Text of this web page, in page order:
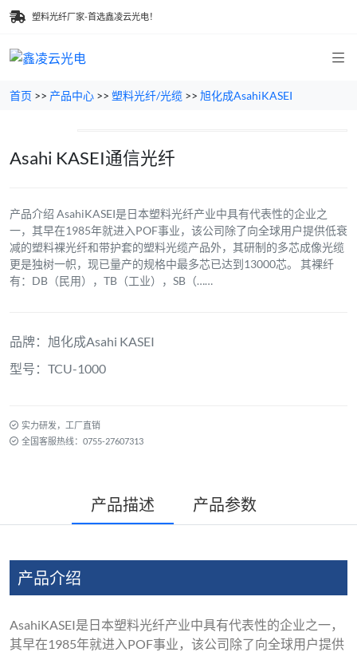
塑料光纤厂家-首选鑫凌云光电！
首页 >> 产品中心 >> 塑料光纤/光缆 >> 旭化成AsahiKASEI
Asahi KASEI通信光纤
产品介绍 AsahiKASEI是日本塑料光纤产业中具有代表性的企业之
一，其早在1985年就进入POF事业，该公司除了向全球用户提供低衰
减的塑料裸光纤和带护套的塑料光缆产品外，其研制的多芯成像光缆
更是独树一帜，现已量产的规格中最多芯已达到13000芯。 其裸纤
有：DB（民用），TB（工业），SB（……
品牌：旭化成Asahi KASEI
型号：TCU-1000
实力研发，工厂直销
全国客服热线：0755-27607313
产品描述 产品参数
产品介绍
AsahiKASEI是日本塑料光纤产业中具有代表性的企业之一，
其早在1985年就进入POF事业，该公司除了向全球用户提供